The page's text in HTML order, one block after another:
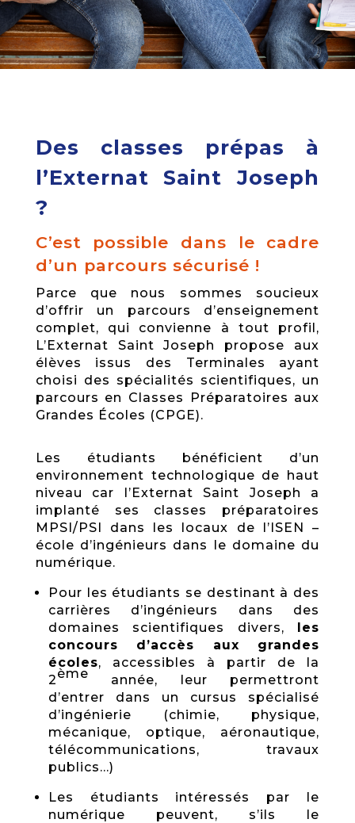
Des classes prépas à
l’Externat Saint Joseph
?
C’est possible dans le cadre
d’un parcours sécurisé !
Parce que nous sommes soucieux
d’offrir un parcours d’enseignement
complet, qui convienne à tout profil,
L’Externat Saint Joseph propose aux
élèves issus des Terminales ayant
choisi des spécialités scientifiques, un
parcours en Classes Préparatoires aux
Grandes Écoles (CPGE).
Les étudiants bénéficient d’un
environnement technologique de haut
niveau car l’Externat Saint Joseph a
implanté ses classes préparatoires
MPSI/PSI dans les locaux de l’ISEN –
école d’ingénieurs dans le domaine du
numérique.
Pour les étudiants se destinant à des
carrières d’ingénieurs dans des
domaines scientifiques divers, les
concours d’accès aux grandes
écoles, accessibles à partir de la
2ème année, leur permettront
d’entrer dans un cursus spécialisé
d’ingénierie (chimie, physique,
mécanique, optique, aéronautique,
télécommunications, travaux
publics…)
Les étudiants intéressés par le
numérique peuvent, s’ils le